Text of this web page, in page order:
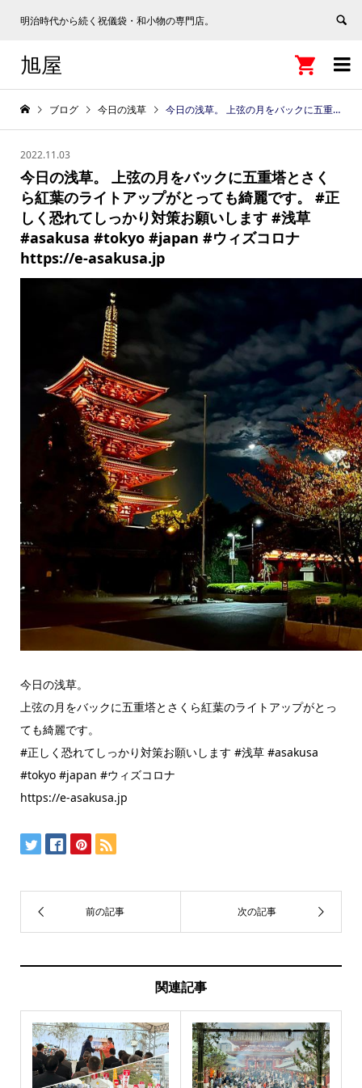
明治時代から続く祝儀袋・和小物の専門店。

旭屋 
ブログ 今日の浅草 今日の浅草。 上弦の月をバックに五重塔とさくら紅葉のライトアップがとっても綺麗です。 #正しく恐れてしっかり対策お願いします #浅草 #asakusa #tokyo #japan #ウィズコロナ https://e-asakusa.jp
2022.11.03
今日の浅草。 上弦の月をバックに五重塔とさく
ら紅葉のライトアップがとっても綺麗です。 #正
しく恐れてしっかり対策お願いします #浅草
#asakusa #tokyo #japan #ウィズコロナ
https://e-asakusa.jp
今日の浅草。
上弦の月をバックに五重塔とさくら紅葉のライトアップがとっ
ても綺麗です。
#正しく恐れてしっかり対策お願いします #浅草 #asakusa
#tokyo #japan #ウィズコロナ
https://e-asakusa.jp
関連記事